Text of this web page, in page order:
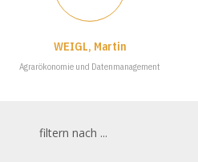
WEIGL, Martin
Agrarökonomie und Datenmanagement
filtern nach ...